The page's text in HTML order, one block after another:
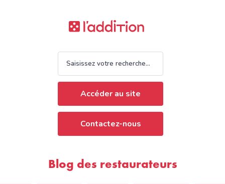
Accéder au site
Contactez-nous
Blog des restaurateurs